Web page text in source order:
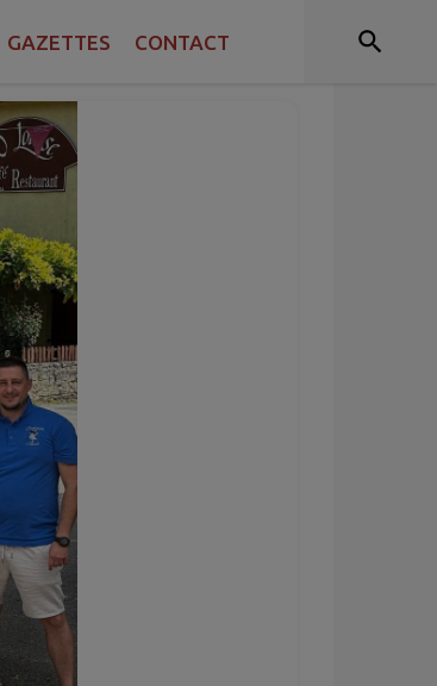
GAZETTES CONTACT